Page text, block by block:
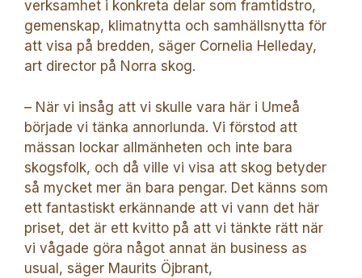
verksamhet i konkreta delar som framtidstro,
gemenskap, klimatnytta och samhällsnytta för
att visa på bredden, säger Cornelia Helleday,
art director på Norra skog.
– När vi insåg att vi skulle vara här i Umeå
började vi tänka annorlunda. Vi förstod att
mässan lockar allmänheten och inte bara
skogsfolk, och då ville vi visa att skog betyder
så mycket mer än bara pengar. Det känns som
ett fantastiskt erkännande att vi vann det här
priset, det är ett kvitto på att vi tänkte rätt när
vi vågade göra något annat än business as
usual, säger Maurits Öjbrant,